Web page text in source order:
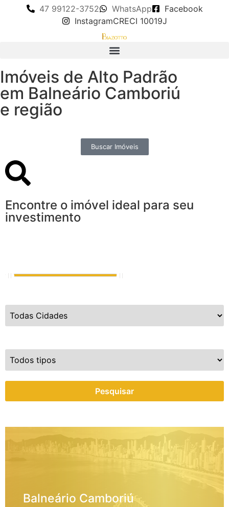
47 99122-3752 WhatsApp
Facebook
InstagramCRECI 10019J
Imóveis de Alto Padrão
em Balneário Camboriú
e região
Buscar Imóveis
Encontre o imóvel ideal para seu
investimento
Balneário Camboriú